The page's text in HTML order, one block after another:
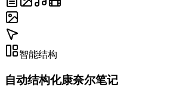
智能结构
自动结构化康奈尔笔记